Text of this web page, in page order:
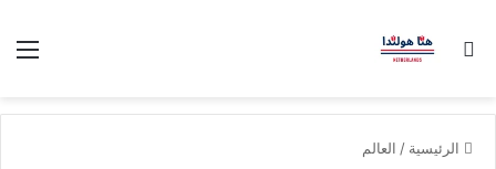
بحث عن
الرئيسية / العالم